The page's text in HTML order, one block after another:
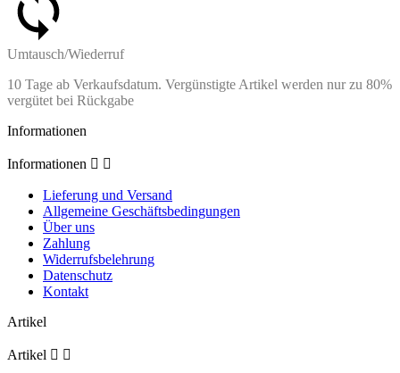
Umtausch/Wiederruf
10 Tage ab Verkaufsdatum. Vergünstigte Artikel werden nur zu 80%
vergütet bei Rückgabe
Informationen
Informationen  
Lieferung und Versand
Allgemeine Geschäftsbedingungen
Über uns
Zahlung
Widerrufsbelehrung
Datenschutz
Kontakt
Artikel
Artikel  